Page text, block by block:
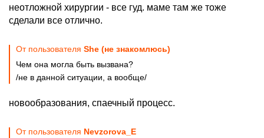
неотложной хирургии - все гуд. маме там же тоже
сделали все отлично.
От пользователя She (не знакомлюсь)
Чем она могла быть вызвана?
/не в данной ситуации, а вообще/
новообразования, спаечный процесс.
От пользователя Nevzorova_E